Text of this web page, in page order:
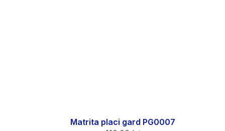
Matrita placi gard PG0007